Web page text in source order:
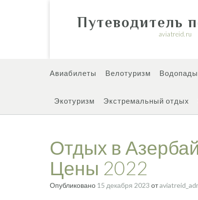
Путеводитель
aviatreid.ru
Авиабилеты Велотуризм Водопады
Экотуризм Экстремальный отдых
Отдых в
Цены 2022
Опубликовано 15 декабря 2023 от